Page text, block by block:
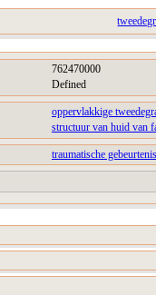
762470000
Defined
oppervlakkige
structuur van huid van
traumatische gebeurtenis